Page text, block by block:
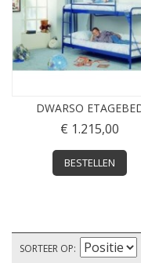
DWARSO
€ 1.215,00
BESTELLEN
SORTEER OP